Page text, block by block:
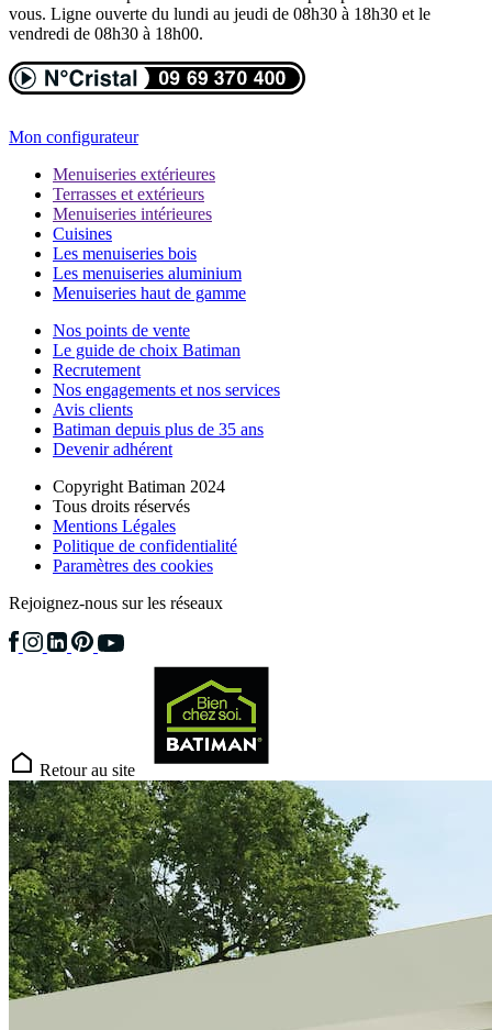
vous. Ligne ouverte du lundi au jeudi de 08h30 à 18h30 et le
vendredi de 08h30 à 18h00.
Mon configurateur
Menuiseries extérieures
Terrasses et extérieurs
Menuiseries intérieures
Cuisines
Les menuiseries bois
Les menuiseries aluminium
Menuiseries haut de gamme
Nos points de vente
Le guide de choix Batiman
Recrutement
Nos engagements et nos services
Avis clients
Batiman depuis plus de 35 ans
Devenir adhérent
Copyright Batiman 2024
Tous droits réservés
Mentions Légales
Politique de confidentialité
Paramètres des cookies
Rejoignez-nous sur les réseaux
Retour au site